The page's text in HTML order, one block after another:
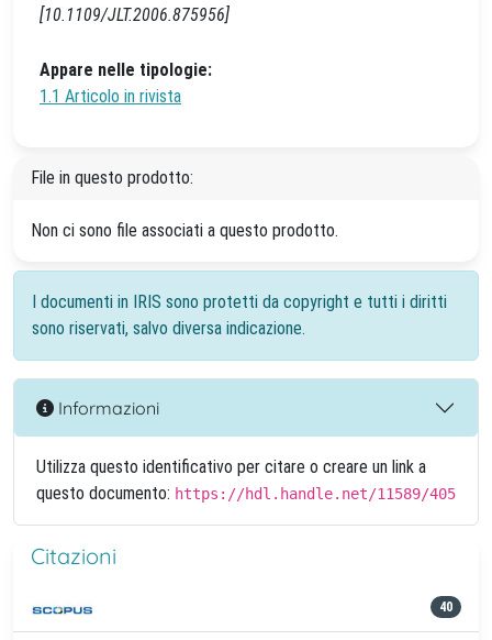
[10.1109/JLT.2006.875956]
Appare nelle tipologie:
1.1 Articolo in rivista
File in questo prodotto:
Non ci sono file associati a questo prodotto.
I documenti in IRIS sono protetti da copyright e tutti i diritti
sono riservati, salvo diversa indicazione.
Informazioni
Utilizza questo identificativo per citare o creare un link a
questo documento: https://hdl.handle.net/11589/405
Citazioni
40